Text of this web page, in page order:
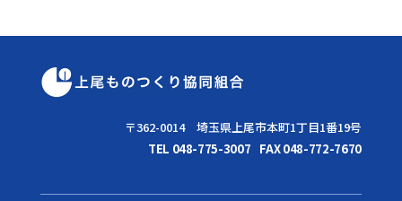
〒362-0014 埼玉県上尾市本町1丁目1番19号
TEL 048-775-3007 FAX 048-772-7670